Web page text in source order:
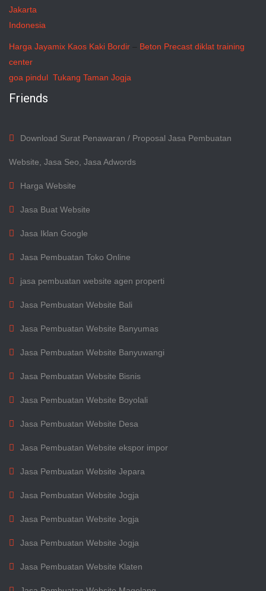
Jakarta
Indonesia
Harga Jayamix Kaos Kaki Bordir – Beton Precast diklat training
center
goa pindul Tukang Taman Jogja
Friends
Download Surat Penawaran / Proposal Jasa Pembuatan
Website, Jasa Seo, Jasa Adwords
Harga Website
Jasa Buat Website
Jasa Iklan Google
Jasa Pembuatan Toko Online
jasa pembuatan website agen properti
Jasa Pembuatan Website Bali
Jasa Pembuatan Website Banyumas
Jasa Pembuatan Website Banyuwangi
Jasa Pembuatan Website Bisnis
Jasa Pembuatan Website Boyolali
Jasa Pembuatan Website Desa
Jasa Pembuatan Website ekspor impor
Jasa Pembuatan Website Jepara
Jasa Pembuatan Website Jogja
Jasa Pembuatan Website Jogja
Jasa Pembuatan Website Jogja
Jasa Pembuatan Website Klaten